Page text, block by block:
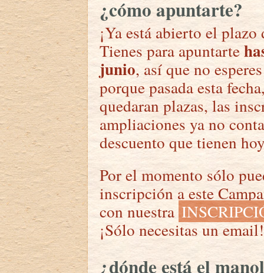
¿cómo apuntarte?
¡Ya está abierto el
Tienes para apuntarte
junio, así que no
porque pasada esta
quedaran plazas, las
ampliaciones ya no
descuento que tienen
Por el momento sólo
inscripción a este
con nuestra
¡Sólo necesitas un email!
¿dónde está el